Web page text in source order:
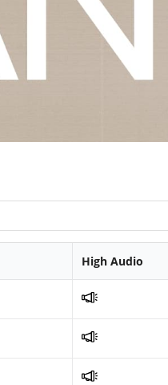
High Audio